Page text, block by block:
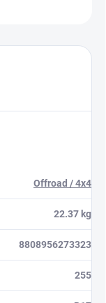
Offroad / 4x4
22.37 kg
8808956273323
255